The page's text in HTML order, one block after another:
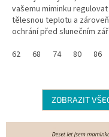
vašemu miminku regulovat
tělesnou teplotu a
ochrání před slunečním
UPF 50+. Skvělé že? Navíc
62 68 74 80 86
ZOBRAZIT